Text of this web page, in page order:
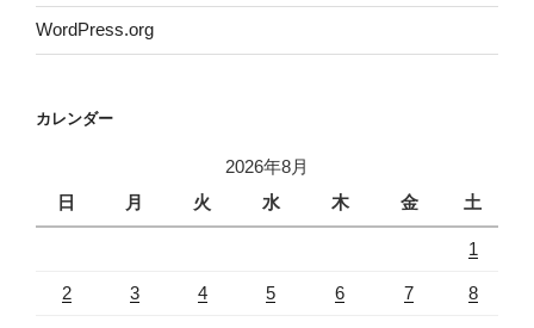
WordPress.org
カレンダー
2026年8月
日
月 火 水 木 金 土
1
2 3 4 5 6 7 8